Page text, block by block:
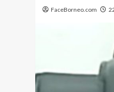
FaceBorneo.com